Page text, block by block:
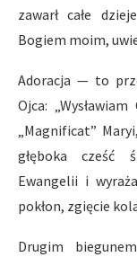
zawarł całe
Bogiem moim,
Adoracja — to
Ojca:
„Magnificat”
głęboka cześć
Ewangelii i
pokłon, zgięcie
Drugim